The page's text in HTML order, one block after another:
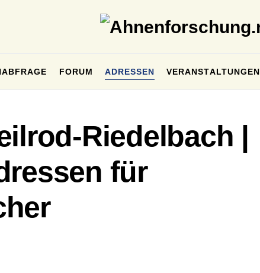
FORUM ADRESSEN VERANSTALTUNGEN
Riedelbach |
für